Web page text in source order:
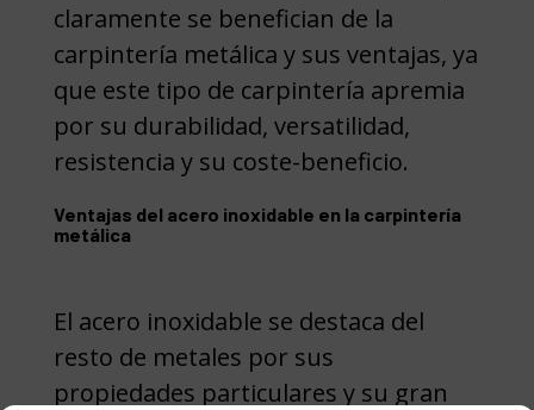
claramente se benefician de la
carpintería metálica y sus ventajas, ya
que este tipo de carpintería apremia
por su durabilidad, versatilidad,
resistencia y su coste-beneficio.
Ventajas del acero inoxidable en la carpintería
metálica
El acero inoxidable se destaca del
resto de metales por sus
propiedades particulares y su gran